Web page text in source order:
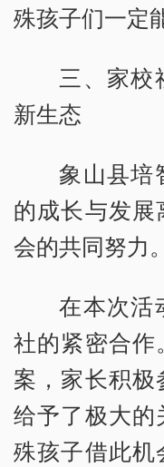
殊孩子们一定
三、家校
新生态
象山县培
的成长与发
会的共同努力。
在本次活
社的紧密合
案，家长积
给予了极大
殊孩子借此